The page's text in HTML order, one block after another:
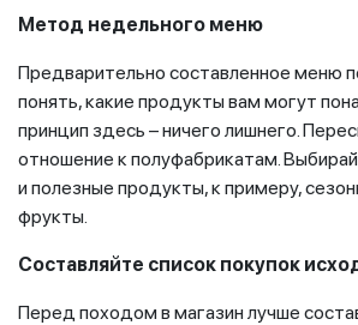
Метод недельного меню
Предварительно составленное меню
понять, какие продукты вам могут
принцип здесь – ничего лишнего.
отношение к полуфабрикатам.
и полезные продукты, к примеру,
фрукты.
Составляйте список покупок
Перед походом в магазин лучше